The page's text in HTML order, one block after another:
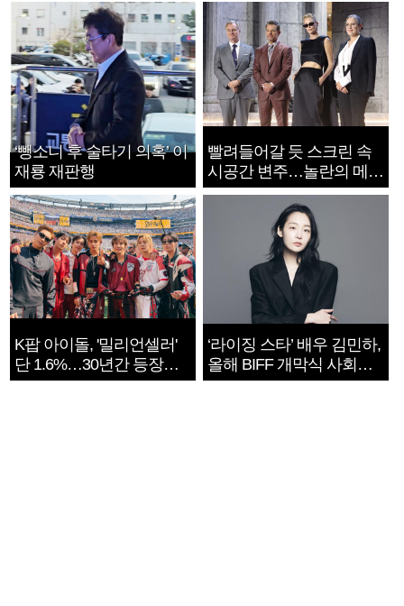
‘뺑소니 후 술타기 의혹’ 이
재룡 재판행
빨려들어갈 듯 스크린 속
시공간 변주…놀란의 메시
지는 ‘전쟁 속죄’
K팝 아이돌, '밀리언셀러'
단 1.6%…30년간 등장
1182개팀 전수조사
‘라이징 스타’ 배우 김민하,
올해 BIFF 개막식 사회자
확정